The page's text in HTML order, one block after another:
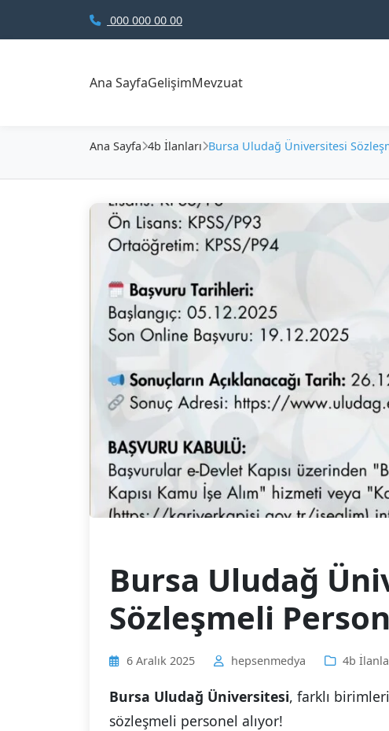
000 000 00 00
Ana SayfaGelişimMevzuat
Ana Sayfa 4b İlanları Bursa Uludağ Üniversitesi
Bursa Uludağ
Sözleşmeli
6 Aralık 2025 hepsenmedya 4b
Bursa Uludağ Üniversitesi, farklı
sözleşmeli personel alıyor!